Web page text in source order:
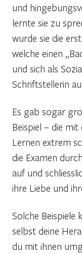
und
lernte sie zu
wurde sie die
welche einen
und sich als
Schriftstellerin
Es gab sogar
Beispiel – die
Lernen extrem
die Examen
auf und
ihre Liebe und
Solche Beispiele
selbst deine
du mit ihnen